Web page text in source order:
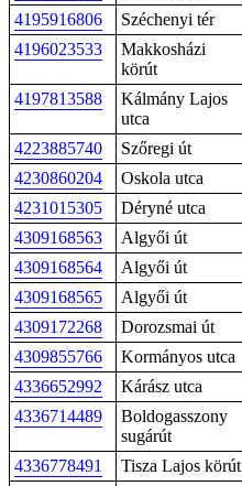
4195916806
Széchenyi tér
4196023533
Makkosházi
körút
4197813588
Kálmány Lajos
utca
4223885740 Szőregi út
4230860204
Oskola utca
4231015305
Déryné utca
4309168563
Algyői út
4309168564
Algyői út
4309168565
Algyői út
4309172268
Dorozsmai út
4309855766
Kormányos utca
4336652992
Kárász utca
4336714489
Boldogasszony
sugárút
4336778491 Tisza Lajos körút